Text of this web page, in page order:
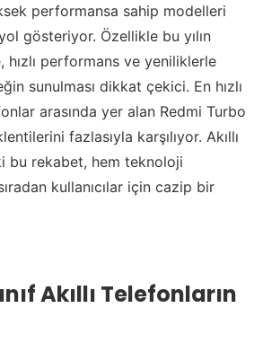
performansa sahip modelleri
gösteriyor. Özellikle bu yılın
hızlı performans ve yeniliklerle
sunulması dikkat çekici. En hızlı
arasında yer alan Redmi Turbo
fazlasıyla karşılıyor. Akıllı
bu rekabet, hem teknoloji
kullanıcılar için cazip bir
Akıllı Telefonların